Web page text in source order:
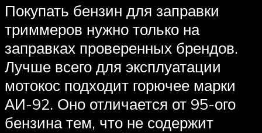
Покупать бензин для заправки
триммеров нужно только на
заправках проверенных брендов.
Лучше всего для эксплуатации
мотокос подходит горючее марки
АИ-92. Оно отличается от 95-ого
бензина тем, что не содержит